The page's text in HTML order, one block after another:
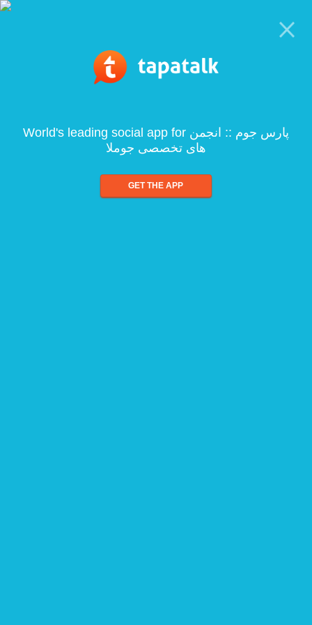
World's leading social app for پارس جوم :: انجمن
های تخصصی جوملا
GET THE APP